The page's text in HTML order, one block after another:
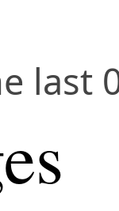
last